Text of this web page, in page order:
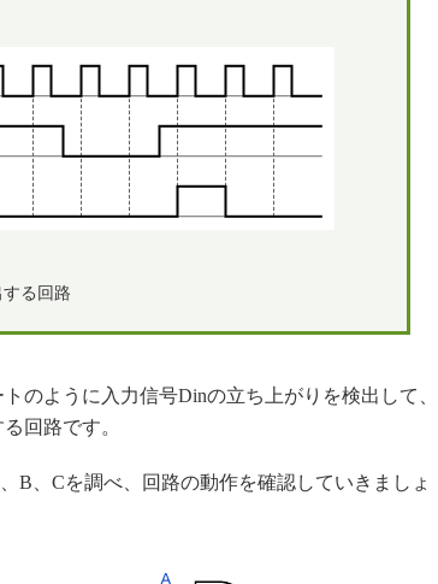
る回路
のように入力信号Dinの立ち上がりを検出して、
回路です。
B、Cを調べ、回路の動作を確認していきましょ